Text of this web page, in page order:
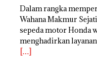
Dalam rangka
Wahana Makmur
sepeda motor Honda
menghadirkan
[…]